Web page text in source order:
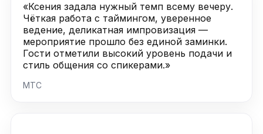
«Ксения задала нужный темп всему вечеру.
Чёткая работа с таймингом, уверенное
ведение, деликатная импровизация —
мероприятие прошло без единой заминки.
Гости отметили высокий уровень подачи и
стиль общения со спикерами.»
МТС